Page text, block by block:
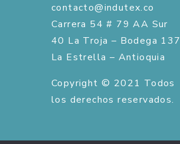
contacto@indutex.co
Carrera 54 # 79 AA Sur
40 La Troja – Bodega 137
La Estrella – Antioquia
Copyright © 2021 Todos
los derechos reservados.